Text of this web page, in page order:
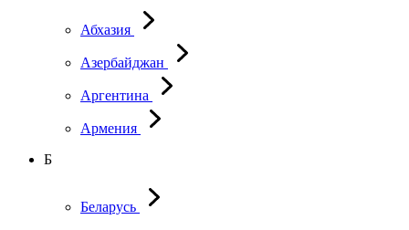
Абхазия
Азербайджан
Аргентина
Армения
Б
Беларусь